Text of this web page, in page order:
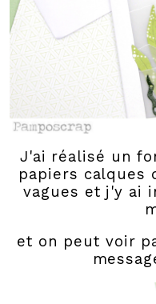
J'ai réalisé un
papiers calques
vagues et j'y ai
et on peut voir